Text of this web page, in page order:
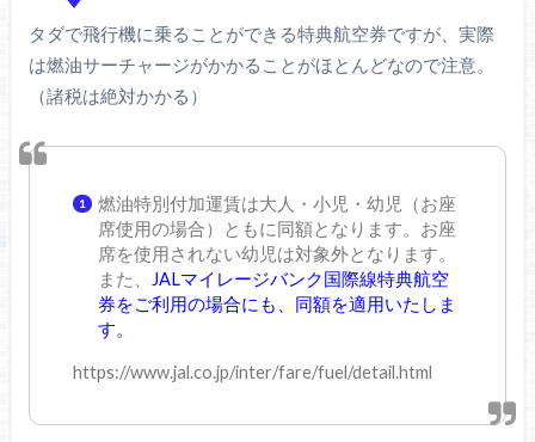
タダで飛行機に乗ることができる特典航空券ですが、実際
は燃油サーチャージがかかることがほとんどなので注意。
（諸税は絶対かかる）
燃油特別付加運賃は大人・小児・幼児（お座
席使用の場合）ともに同額となります。お座
席を使用されない幼児は対象外となります。
また、
JALマイレージバンク国際線特典航空
券をご利用の場合にも、同額を適用いたしま
す。
https://www.jal.co.jp/inter/fare/fuel/detail.html